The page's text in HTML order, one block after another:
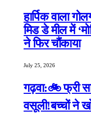
हार्पिक वाला
मिड डे मील में
ने फिर चौंकाया
July 25, 2026
गढ़वा:🚲 फ्री
वसूली!बच्चों ने